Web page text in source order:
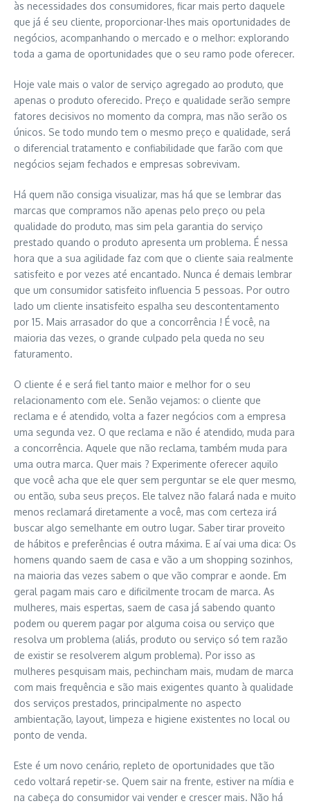
às necessidades dos consumidores, ficar mais perto daquele
que já é seu cliente, proporcionar-lhes mais oportunidades de
negócios, acompanhando o mercado e o melhor: explorando
toda a gama de oportunidades que o seu ramo pode oferecer.
Hoje vale mais o valor de serviço agregado ao produto, que
apenas o produto oferecido. Preço e qualidade serão sempre
fatores decisivos no momento da compra, mas não serão os
únicos. Se todo mundo tem o mesmo preço e qualidade, será
o diferencial tratamento e confiabilidade que farão com que
negócios sejam fechados e empresas sobrevivam.
Há quem não consiga visualizar, mas há que se lembrar das
marcas que compramos não apenas pelo preço ou pela
qualidade do produto, mas sim pela garantia do serviço
prestado quando o produto apresenta um problema. É nessa
hora que a sua agilidade faz com que o cliente saia realmente
satisfeito e por vezes até encantado. Nunca é demais lembrar
que um consumidor satisfeito influencia 5 pessoas. Por outro
lado um cliente insatisfeito espalha seu descontentamento
por 15. Mais arrasador do que a concorrência ! É você, na
maioria das vezes, o grande culpado pela queda no seu
faturamento.
O cliente é e será fiel tanto maior e melhor for o seu
relacionamento com ele. Senão vejamos: o cliente que
reclama e é atendido, volta a fazer negócios com a empresa
uma segunda vez. O que reclama e não é atendido, muda para
a concorrência. Aquele que não reclama, também muda para
uma outra marca. Quer mais ? Experimente oferecer aquilo
que você acha que ele quer sem perguntar se ele quer mesmo,
ou então, suba seus preços. Ele talvez não falará nada e muito
menos reclamará diretamente a você, mas com certeza irá
buscar algo semelhante em outro lugar. Saber tirar proveito
de hábitos e preferências é outra máxima. E aí vai uma dica: Os
homens quando saem de casa e vão a um shopping sozinhos,
na maioria das vezes sabem o que vão comprar e aonde. Em
geral pagam mais caro e dificilmente trocam de marca. As
mulheres, mais espertas, saem de casa já sabendo quanto
podem ou querem pagar por alguma coisa ou serviço que
resolva um problema (aliás, produto ou serviço só tem razão
de existir se resolverem algum problema). Por isso as
mulheres pesquisam mais, pechincham mais, mudam de marca
com mais frequência e são mais exigentes quanto à qualidade
dos serviços prestados, principalmente no aspecto
ambientação, layout, limpeza e higiene existentes no local ou
ponto de venda.
Este é um novo cenário, repleto de oportunidades que tão
cedo voltará repetir-se. Quem sair na frente, estiver na mídia e
na cabeça do consumidor vai vender e crescer mais. Não há